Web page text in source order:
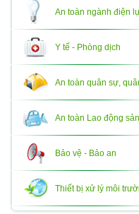
An toàn ngành điện
Y tế - Phòng dịch
An toàn quân sự,
An toàn Lao động
Bảo vệ - Bảo an
Thiết bị xử lý môi